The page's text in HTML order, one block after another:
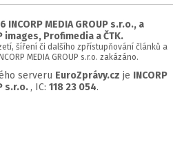
stránky
MEDIA GROUP s.r.o., a
images, Profimedia a ČTK.
šíření či dalšího zpřístupňování článků a
MEDIA GROUP s.r.o. zakázáno.
serveru EuroZprávy.cz je INCORP
s.r.o., IC: 118 23 054.